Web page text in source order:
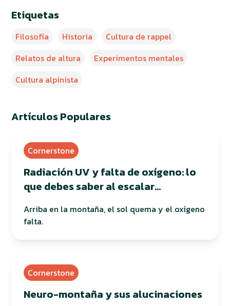
Etiquetas
Filosofía Historia
Cultura de rappel
Relatos de altura
Experimentos mentales
Cultura alpinista
Artículos Populares
Cornerstone
Radiación UV y falta de oxígeno: lo
que debes saber al escalar
Arriba en la montaña, el sol quema y el oxígeno
falta.
Cornerstone
Neuro-montaña y sus alucinaciones